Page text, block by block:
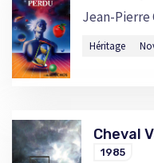
Jean-Pierre
Héritage
Cheval
1985